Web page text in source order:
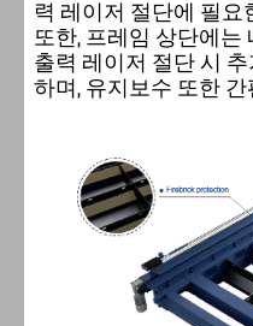
력 레이저 절단에 필요
또한, 프레임 상단에는
출력 레이저 절단 시
하며, 유지보수 또한